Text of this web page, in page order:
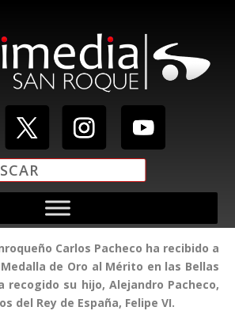
Carlos Pacheco ha recibido a
de Oro al Mérito en las Bellas
recogido su hijo, Alejandro Pacheco,
del Rey de España, Felipe VI.